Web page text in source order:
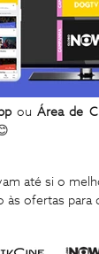
ouÁrea de
até si o
ofertas para